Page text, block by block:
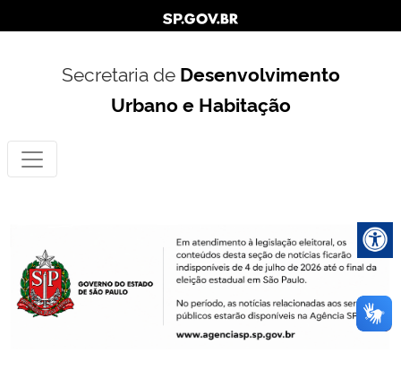
Secretaria de Desenvolvimento
Urbano e Habitação